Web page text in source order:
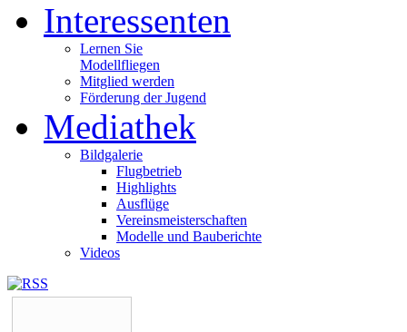
Interessenten
Lernen Sie
Modellfliegen
Mitglied werden
Förderung der Jugend
Mediathek
Bildgalerie
Flugbetrieb
Highlights
Ausflüge
Vereinsmeisterschaften
Modelle und Bauberichte
Videos